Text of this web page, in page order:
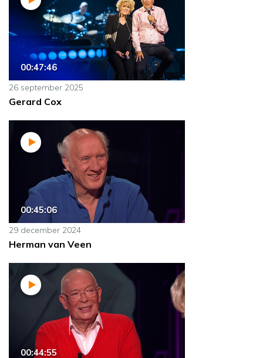
00:47:46
26 september 2025
Gerard Cox
00:45:06
29 december 2024
Herman van Veen
00:44:55